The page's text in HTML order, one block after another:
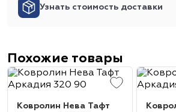
Узнать стоимость доставки
Похожие товары
Ковролин Нева Тафт